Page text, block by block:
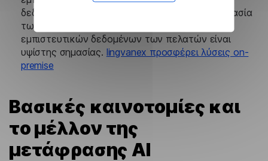
δεδομένα έχουν γίνει το νέο νόμισμα, η προστασία
των προσωπικών πληροφοριών και των
εμπιστευτικών δεδομένων των πελατών είναι
υψίστης σημασίας. lingvanex προσφέρει λύσεις on-
premise
Βασικές καινοτομίες και
το μέλλον της
μετάφρασης AI